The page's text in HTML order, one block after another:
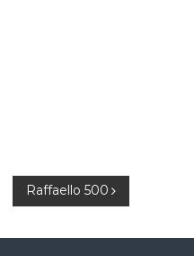
Raffaello 500